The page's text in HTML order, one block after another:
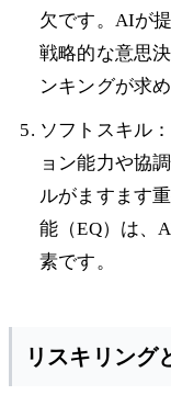
欠です。AIが
戦略的な意思
ンキングが求
ソフトスキル
ョン能力や協
ルがますます
能（EQ）は、
素です。
リスキリング